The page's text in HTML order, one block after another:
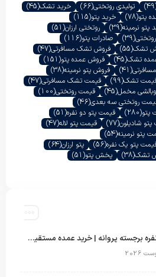
تولیدی روتختی(66) خرید تشک(45)
پتو(78) خرید پتو(115)
پتو نرمینه(39) روتختی ارزان(51)
(39) صادرات پتو(116)
تشک(55) فروش تشک مسافرتی(47)
تشک(45) فروش عمده پتو(151)
(41) فروش پتو نرمینه(38)
تشک(99) قیمت تشک مسافرتی(47)
مخمل(45) قیمت روتختی(100)
روتختی سه بعدی(46)
پتو(280) قیمت پتو دو نفره(51)
شادیلون(77) قیمت پتو لاله(47)
پتو نرمینه(54)
پتو یک نفره(56) پتو ارزان(64)
تشک(38) پخش پتو(51)
قیمت پتو تک نفره برجسته پروانه | خرید عمده مستقیم با بهترین قیمت بازار